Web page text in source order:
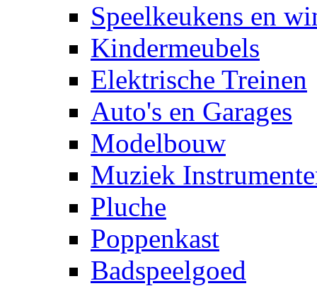
Speelkeukens en
Kindermeubels
Elektrische Treinen
Auto's en Garages
Modelbouw
Muziek
Pluche
Poppenkast
Badspeelgoed